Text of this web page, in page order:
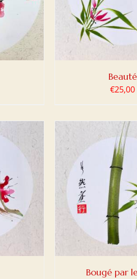
Beauté
€25,00
/ DETAILS
Bougé par